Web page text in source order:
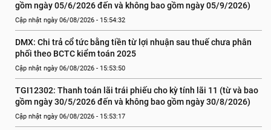
gồm ngày 05/6/2026 đến và không bao gồm ngày 05/9/2026)
Cập nhật ngày 06/08/2026 - 15:54:32
DMX: Chi trả cổ tức bằng tiền từ lợi nhuận sau thuế chưa phân
phối theo BCTC kiểm toán 2025
Cập nhật ngày 06/08/2026 - 15:53:50
TGI12302: Thanh toán lãi trái phiếu cho kỳ tính lãi 11 (từ và bao
gồm ngày 30/5/2026 đến và không bao gồm ngày 30/8/2026)
Cập nhật ngày 06/08/2026 - 15:53:17